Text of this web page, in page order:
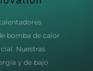
bomba de calor
Nuestras
y de bajo